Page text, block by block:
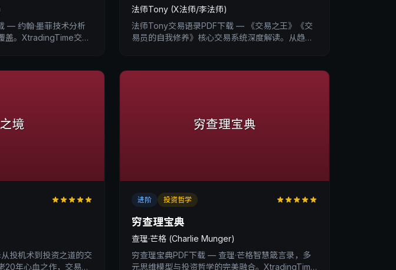
— 约翰·墨菲技术分析
盖。XtradingTime交易
法师Tony (X法师/李法师)
法师Tony交易语录PDF下载 — 《交易之王》《交
易员的自我修养》核心交易系统深度解读。从趋势
投机术到投资之道的交
20年心血之作，交易者
进阶 投资哲学
穷查理宝典
查理·芒格 (Charlie Munger)
穷查理宝典PDF下载 — 查理·芒格智慧箴言录，多
元思维模型与投资哲学的完美融合。XtradingTime